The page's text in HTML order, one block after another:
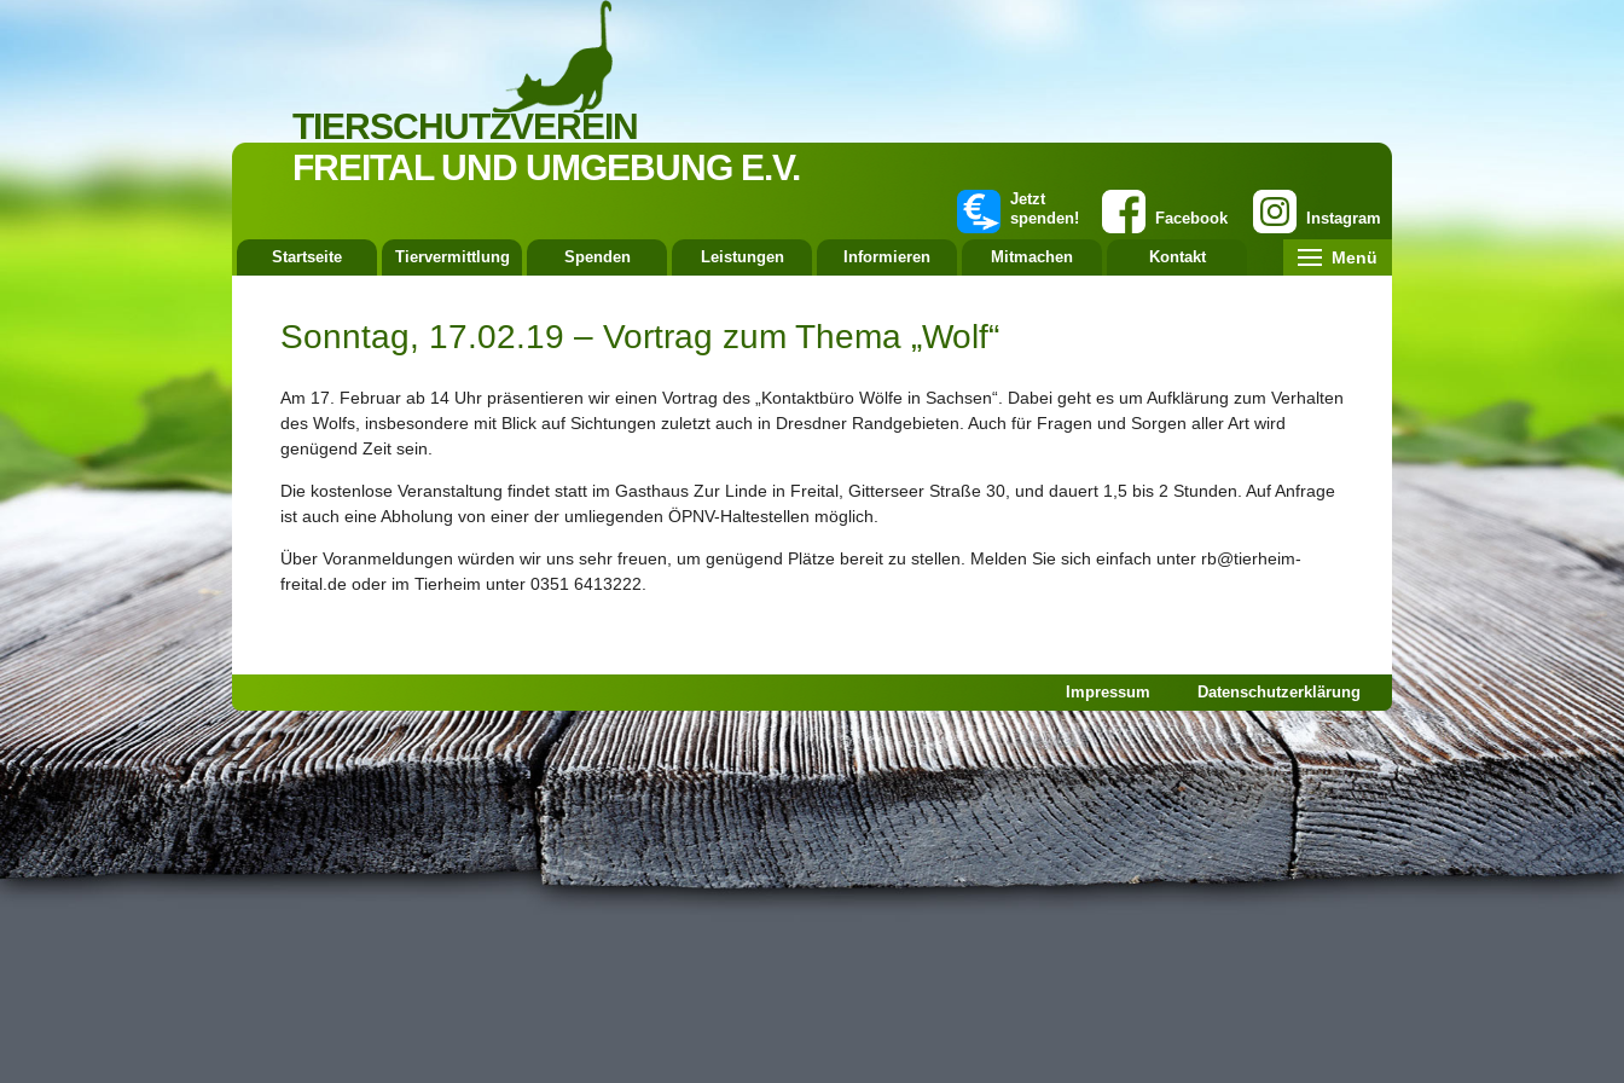
TIERSCHUTZVEREIN
FREITAL UND UMGEBUNG E.V.
Instagram
Facebook
Jetzt
spenden!
Startseite Tiervermittlung Spenden Leistungen Informieren Mitmachen Kontakt Menü
Sonntag, 17.02.19 – Vortrag zum Thema „Wolf“
Am 17. Februar ab 14 Uhr präsentieren wir einen Vortrag des „Kontaktbüro Wölfe in Sachsen“. Dabei geht es um Aufklärung zum Verhalten
des Wolfs, insbesondere mit Blick auf Sichtungen zuletzt auch in Dresdner Randgebieten. Auch für Fragen und Sorgen aller Art wird
genügend Zeit sein.
Die kostenlose Veranstaltung findet statt im Gasthaus Zur Linde in Freital, Gitterseer Straße 30, und dauert 1,5 bis 2 Stunden. Auf Anfrage
ist auch eine Abholung von einer der umliegenden ÖPNV-Haltestellen möglich.
Über Voranmeldungen würden wir uns sehr freuen, um genügend Plätze bereit zu stellen. Melden Sie sich einfach unter rb@tierheim-
freital.de oder im Tierheim unter 0351 6413222.
Impressum Datenschutzerklärung